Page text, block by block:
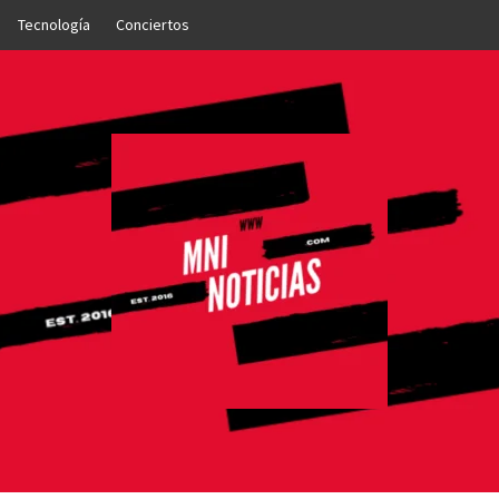
Tecnología Conciertos